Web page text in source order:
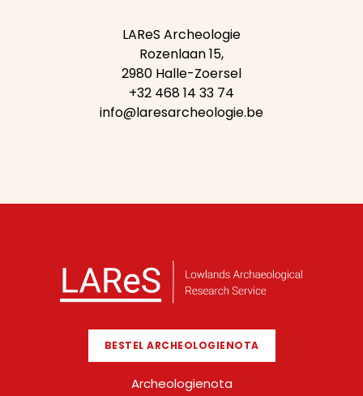
LAReS Archeologie
Rozenlaan 15,
2980 Halle-Zoersel
+32 468 14 33 74
info@laresarcheologie.be
BESTEL ARCHEOLOGIENOTA
Archeologienota